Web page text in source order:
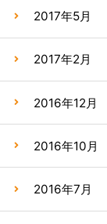
2017年5月
2017年2月
2016年12月
2016年10月
2016年7月